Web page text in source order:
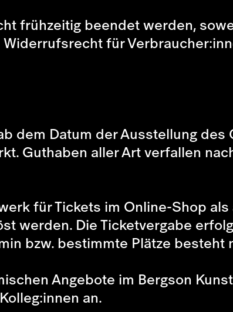
frühzeitig beendet werden,
für
dem Datum der Ausstellung des
Guthaben aller Art verfallen
für Tickets im Online-Shop als
werden. Die Ticketvergabe
bzw. bestimmte Plätze besteht
Angebote im Bergson
an.